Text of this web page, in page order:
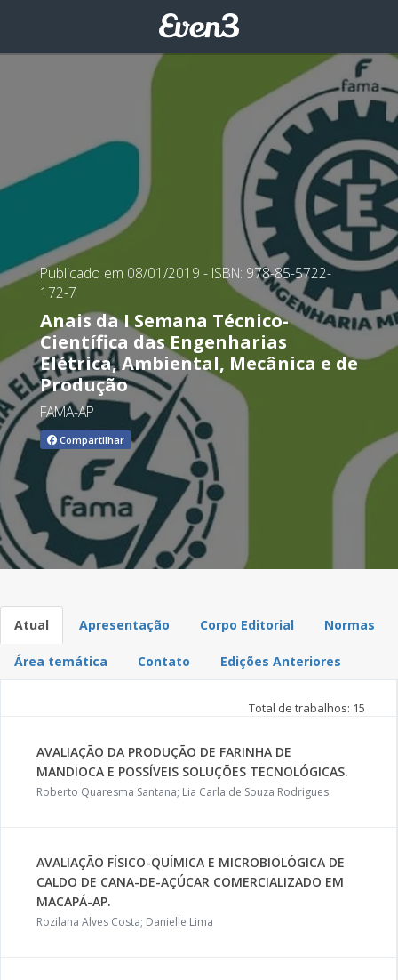
Publicado em 08/01/2019 - ISBN: 978-85-5722-
172-7
Anais da I Semana Técnico-
Científica das Engenharias
Elétrica, Ambiental, Mecânica e de
Produção
FAMA-AP
Compartilhar
Atual Apresentação Corpo Editorial Normas
Área temática Contato Edições Anteriores
Total de trabalhos: 15
AVALIAÇÃO DA PRODUÇÃO DE FARINHA DE
MANDIOCA E POSSÍVEIS SOLUÇÕES TECNOLÓGICAS.
Roberto Quaresma Santana; Lia Carla de Souza Rodrigues
AVALIAÇÃO FÍSICO-QUÍMICA E MICROBIOLÓGICA DE
CALDO DE CANA-DE-AÇÚCAR COMERCIALIZADO EM
MACAPÁ-AP.
Rozilana Alves Costa; Danielle Lima